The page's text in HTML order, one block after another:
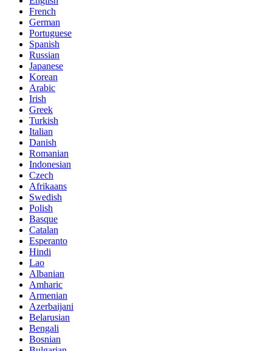
French
German
Portuguese
Spanish
Russian
Japanese
Korean
Arabic
Irish
Greek
Turkish
Italian
Danish
Romanian
Indonesian
Czech
Afrikaans
Swedish
Polish
Basque
Catalan
Esperanto
Hindi
Lao
Albanian
Amharic
Armenian
Azerbaijani
Belarusian
Bengali
Bosnian